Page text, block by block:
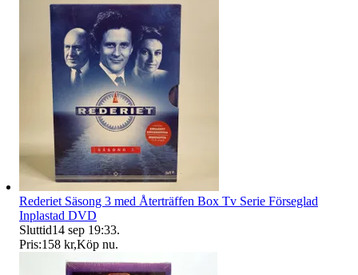
Rederiet Säsong 3 med Återträffen Box Tv Serie Förseglad
Inplastad DVD
Sluttid14 sep 19:33.
Pris:158 kr,Köp nu.